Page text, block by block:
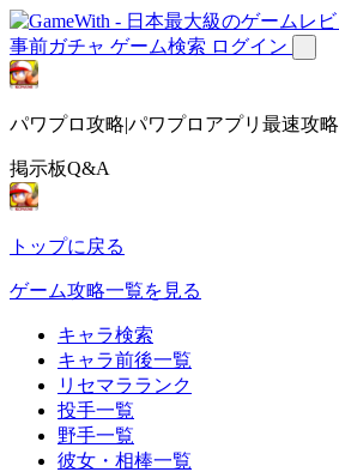
事前ガチャ ゲーム検索 ログイン
パワプロ攻略|パワプロアプリ最速攻略
掲示板Q&A
トップに戻る
ゲーム攻略一覧を見る
キャラ検索
キャラ前後一覧
リセマラランク
投手一覧
野手一覧
彼女・相棒一覧